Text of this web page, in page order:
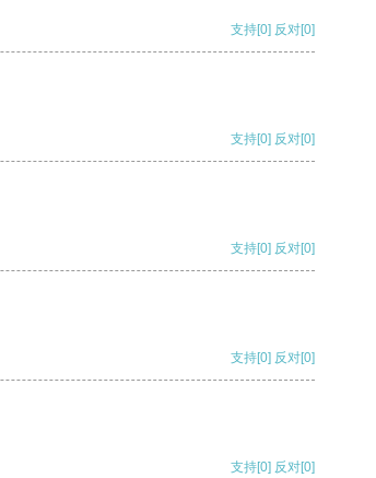
支持[0] 反对[0]
支持[0] 反对[0]
支持[0] 反对[0]
支持[0] 反对[0]
支持[0] 反对[0]